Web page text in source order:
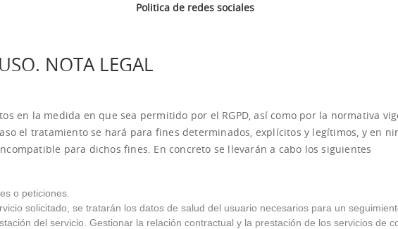
Politica de redes sociales
NOTA LEGAL
en la medida en que sea permitido por el RGPD, así como por la normativa
el tratamiento se hará para fines determinados, explícitos y legítimos, y en
para dichos fines. En concreto se llevarán a cabo los siguientes
o peticiones.
solicitado, se tratarán los datos de salud del usuario necesarios para un
del servicio. Gestionar la relación contractual y la prestación de los servicios de